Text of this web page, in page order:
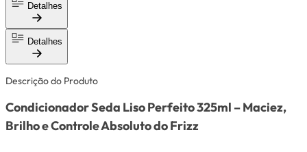
Detalhes
Detalhes
Descrição do Produto
Condicionador Seda Liso Perfeito 325ml – Maciez,
Brilho e Controle Absoluto do Frizz